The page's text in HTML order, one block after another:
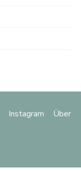
Instagram
Über